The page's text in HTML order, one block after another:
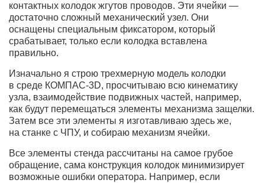
контактных колодок жгутов проводов. Эти ячейки —
достаточно сложный механический узел. Они
оснащены специальным фиксатором, который
срабатывает, только если колодка вставлена
правильно.
Изначально я строю трехмерную модель колодки
в среде КОМПАС-3D, просчитываю всю кинематику
узла, взаимодействие подвижных частей, например,
как будут перемещаться элементы механизма защелки.
Затем все эти элементы я изготавливаю здесь же,
на станке с ЧПУ, и собираю механизм ячейки.
Все элементы стенда рассчитаны на самое грубое
обращение, сама конструкция колодок минимизирует
возможные ошибки оператора. Например, если